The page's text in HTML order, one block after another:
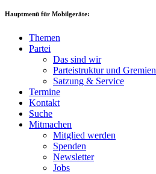
Hauptmenü für Mobilgeräte:
Themen
Partei
Das sind wir
Parteistruktur und Gremien
Satzung & Service
Termine
Kontakt
Suche
Mitmachen
Mitglied werden
Spenden
Newsletter
Jobs